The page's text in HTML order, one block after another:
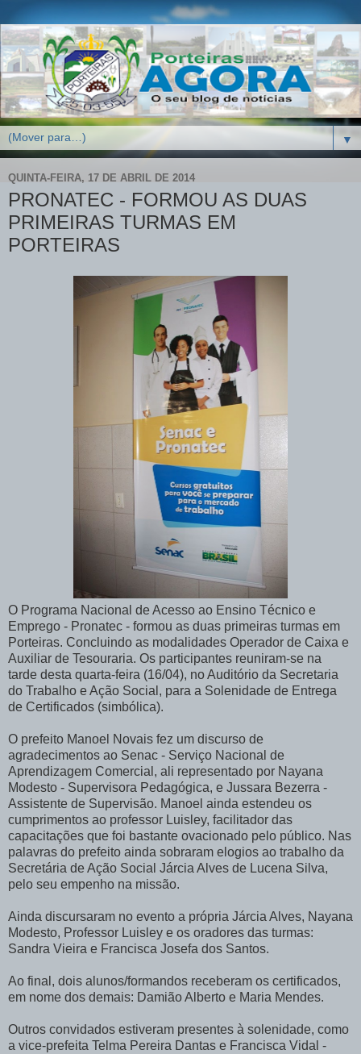
▼
QUINTA-FEIRA, 17 DE ABRIL DE 2014
PRONATEC - FORMOU AS DUAS
PRIMEIRAS TURMAS EM
PORTEIRAS
O Programa Nacional de Acesso ao Ensino Técnico e
Emprego - Pronatec - formou as duas primeiras turmas em
Porteiras. Concluindo as modalidades Operador de Caixa e
Auxiliar de Tesouraria. Os participantes reuniram-se na
tarde desta quarta-feira (16/04), no Auditório da Secretaria
do Trabalho e Ação Social, para a Solenidade de Entrega
de Certificados (simbólica).
O prefeito Manoel Novais fez um discurso de
agradecimentos ao Senac - Serviço Nacional de
Aprendizagem Comercial, ali representado por Nayana
Modesto - Supervisora Pedagógica, e Jussara Bezerra -
Assistente de Supervisão. Manoel ainda estendeu os
cumprimentos ao professor Luisley, facilitador das
capacitações que foi bastante ovacionado pelo público. Nas
palavras do prefeito ainda sobraram elogios ao trabalho da
Secretária de Ação Social Járcia Alves de Lucena Silva,
pelo seu empenho na missão.
Ainda discursaram no evento a própria Járcia Alves, Nayana
Modesto, Professor Luisley e os oradores das turmas:
Sandra Vieira e Francisca Josefa dos Santos.
Ao final, dois alunos/formandos receberam os certificados,
em nome dos demais: Damião Alberto e Maria Mendes.
Outros convidados estiveram presentes à solenidade, como
a vice-prefeita Telma Pereira Dantas e Francisca Vidal -